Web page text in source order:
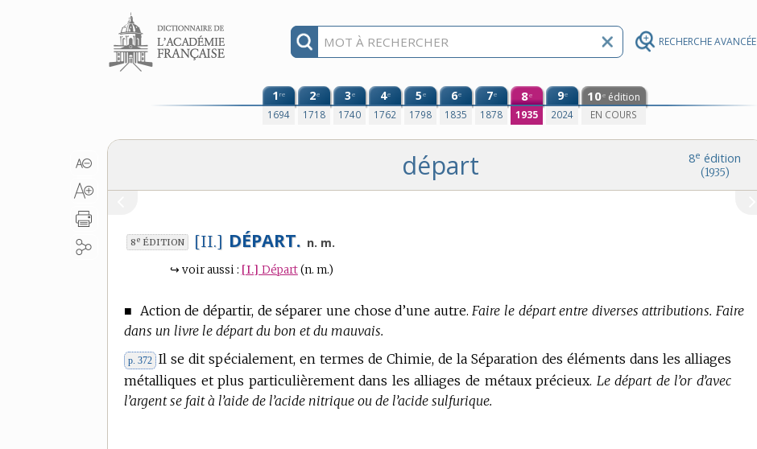
RECHERCHE AVANCÉE
Aller au contenu
1re
1694
2e
1718
3e
1740
4e
1762
5e
1798
6e
1835
7e
1878
8e
1935
9e
2024
10e édition
EN COURS
8e édition
(1935)
départ
8e ÉDITION [II.] DÉPART. n. m.
↪ voir aussi : [I.] Départ(n. m.)
■ Action de départir, de séparer une chose d’une autre. Faire le départ entre diverses attributions. Faire
dans un livre le départ du bon et du mauvais.
p. 372 Il se dit spécialement, entermes de Chimie, de la Séparation des éléments dans les alliages
métalliques et plus particulièrement dans les alliages de métaux précieux. Le départ de l’or d’avec
l’argent se fait à l’aide de l’acide nitrique ou de l’acide sulfurique.